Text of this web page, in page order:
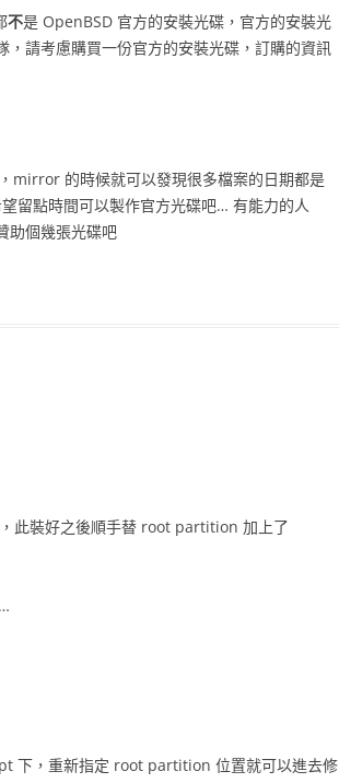
不是 OpenBSD 官方的安裝光碟，官方的安裝光
請考慮購買一份官方的安裝光碟，訂購的資訊
mirror 的時候就可以發現很多檔案的日期都是
留點時間可以製作官方光碟吧… 有能力的人
助個幾張光碟吧
此裝好之後順手替 root partition 加上了
下，重新指定 root partition 位置就可以進去修